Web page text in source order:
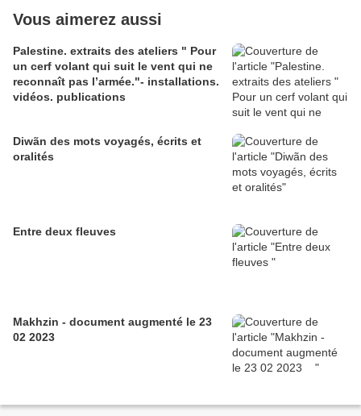
Vous aimerez aussi
Palestine. extraits des ateliers " Pour
un cerf volant qui suit le vent qui ne
reconnaît pas l’armée."- installations.
vidéos. publications
Diwãn des mots voyagés, écrits et
oralités
Entre deux fleuves
Makhzin - document augmenté le 23
02 2023